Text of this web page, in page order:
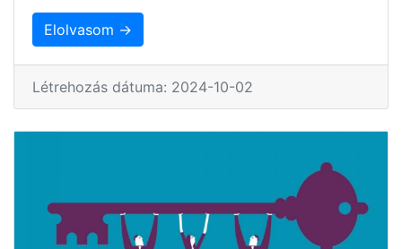
Elolvasom →
Létrehozás dátuma: 2024-10-02